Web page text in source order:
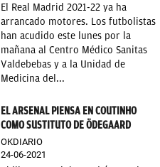
El Real Madrid 2021-22 ya ha
arrancado motores. Los futbolistas
han acudido este lunes por la
mañana al Centro Médico Sanitas
Valdebebas y a la Unidad de
Medicina del...
EL ARSENAL PIENSA EN COUTINHO
COMO SUSTITUTO DE ÖDEGAARD
OKDIARIO
24-06-2021